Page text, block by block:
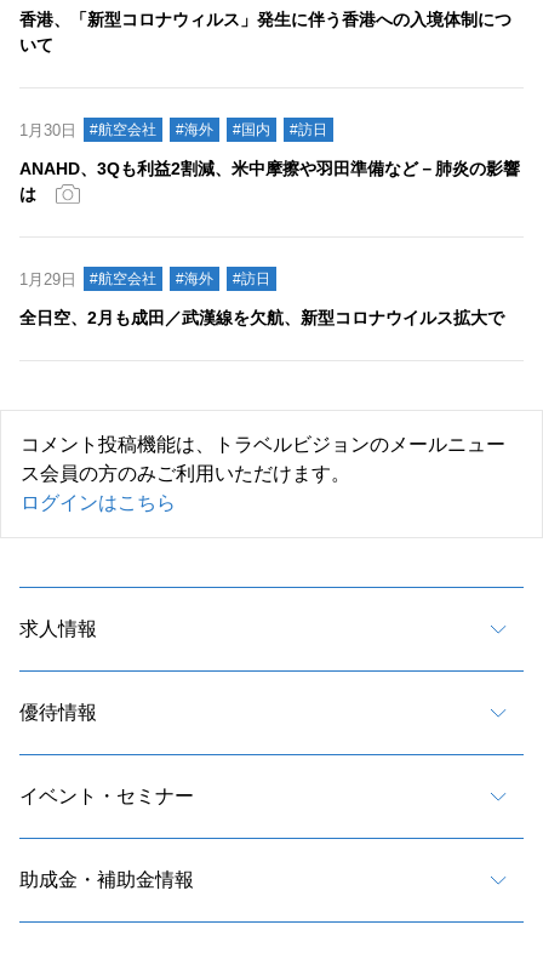
香港、「新型コロナウィルス」発生に伴う香港への入境体制につ
いて
1月30日 #航空会社 #海外 #国内 #訪日
ANAHD、3Qも利益2割減、米中摩擦や羽田準備など－肺炎の影響
は
1月29日 #航空会社 #海外 #訪日
全日空、2月も成田／武漢線を欠航、新型コロナウイルス拡大で
コメント投稿機能は、トラベルビジョンのメールニュー
ス会員の方のみご利用いただけます。
ログインはこちら
求人情報
優待情報
イベント・セミナー
助成金・補助金情報